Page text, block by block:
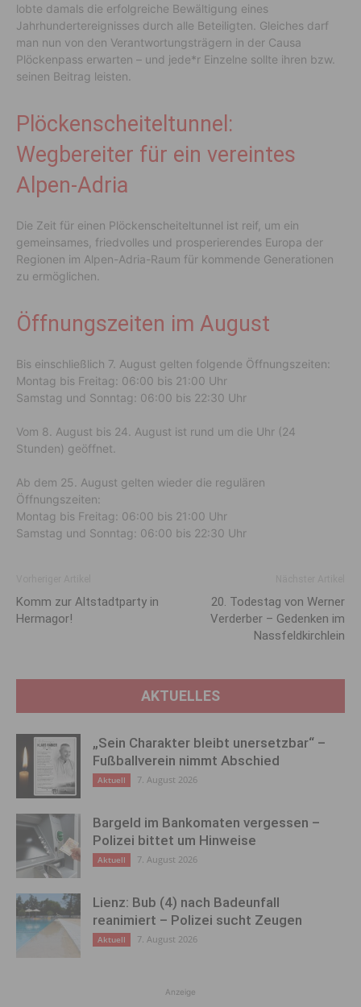
lobte damals die erfolgreiche Bewältigung eines
Jahrhundertereignisses durch alle Beteiligten. Gleiches darf
man nun von den Verantwortungsträgern in der Causa
Plöckenpass erwarten – und jede*r Einzelne sollte ihren bzw.
seinen Beitrag leisten.
Plöckenscheiteltunnel:
Wegbereiter für ein vereintes
Alpen-Adria
Die Zeit für einen Plöckenscheiteltunnel ist reif, um ein
gemeinsames, friedvolles und prosperierendes Europa der
Regionen im Alpen-Adria-Raum für kommende Generationen
zu ermöglichen.
Öffnungszeiten im August
Bis einschließlich 7. August gelten folgende Öffnungszeiten:
Montag bis Freitag: 06:00 bis 21:00 Uhr
Samstag und Sonntag: 06:00 bis 22:30 Uhr
Vom 8. August bis 24. August ist rund um die Uhr (24
Stunden) geöffnet.
Ab dem 25. August gelten wieder die regulären
Öffnungszeiten:
Montag bis Freitag: 06:00 bis 21:00 Uhr
Samstag und Sonntag: 06:00 bis 22:30 Uhr
Komm zur Altstadtparty in
Hermagor!
20. Todestag von Werner
Verderber – Gedenken im
Nassfeldkirchlein
AKTUELLES
„Sein Charakter bleibt unersetzbar“ –
Fußballverein nimmt Abschied
Aktuell 7. August 2026
Bargeld im Bankomaten vergessen –
Polizei bittet um Hinweise
Aktuell 7. August 2026
Lienz: Bub (4) nach Badeunfall
reanimiert – Polizei sucht Zeugen
Aktuell 7. August 2026
Anzeige